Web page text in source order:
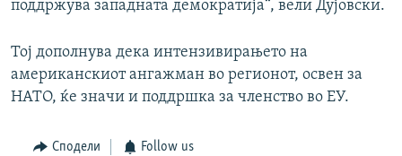
поддржува западната демократија“, вели Дујовски.
Тој дополнува дека интензивирањето на
американскиот ангажман во регионот, освен за
НАТО, ќе значи и поддршка за членство во ЕУ.
Сподели Follow us